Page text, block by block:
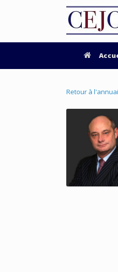
Retour à